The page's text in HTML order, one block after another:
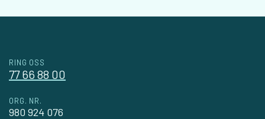
RING OSS
77 66 88 00
ORG. NR.
980 924 076